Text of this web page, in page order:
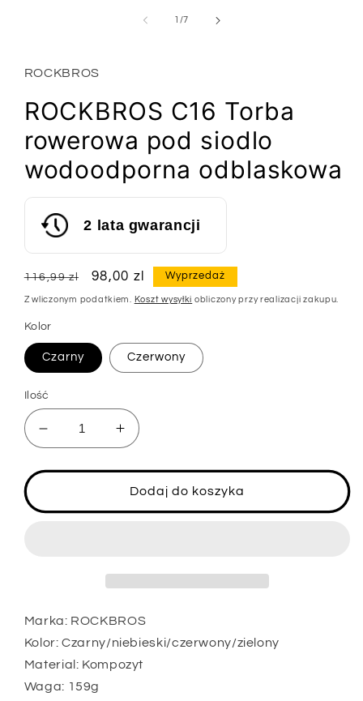
/z7
ROCKBROS
ROCKBROS C16 Torba
rowerowa pod siodlo
wodoodporna odblaskowa
2 lata gwarancji
Cena
regularna
116,99 zl
Cena
sprzedaży
98,00 zl Wyprzedaż
Z wliczonym podatkiem. Koszt wysyłki obliczony przy realizacji zakupu.
Kolor
Czarny Czerwony
Ilość
Zmniejsz
ilość
dla
ROCKBROS
C16
odblaskowa
Zwiększ
ilość
dla
ROCKBROS
C16
siodlo
odblaskowa
Dodaj do koszyka
Marka: ROCKBROS
Kolor: Czarny/niebieski/czerwony/zielony
Material: Kompozyt
Waga: 159g